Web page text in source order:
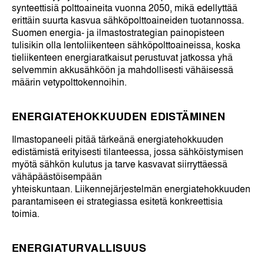
synteettisiä polttoaineita vuonna 2050, mikä edellyttää
erittäin suurta kasvua sähköpolttoaineiden tuotannossa.
Suomen energia- ja ilmastostrategian painopisteen
tulisikin olla lentoliikenteen sähköpolttoaineissa, koska
tieliikenteen energiaratkaisut perustuvat jatkossa yhä
selvemmin akkusähköön ja mahdollisesti vähäisessä
määrin vetypolttokennoihin.
ENERGIATEHOKKUUDEN EDISTÄMINEN
Ilmastopaneeli pitää tärkeänä energiatehokkuuden
edistämistä erityisesti tilanteessa, jossa sähköistymisen
myötä sähkön kulutus ja tarve kasvavat siirryttäessä
vähäpäästöisempään
yhteiskuntaan. Liikennejärjestelmän energiatehokkuuden
parantamiseen ei strategiassa esitetä konkreettisia
toimia.
ENERGIATURVALLISUUS